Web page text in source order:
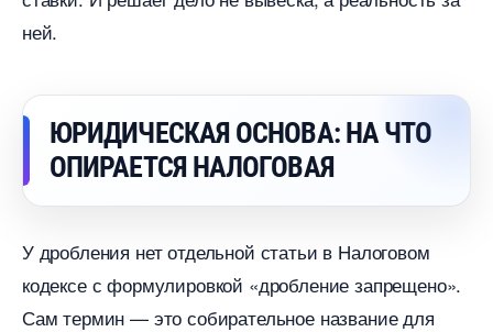
ней.
ЮРИДИЧЕСКАЯ ОСНОВА: НА ЧТО
ОПИРАЕТСЯ НАЛОГОВАЯ
У дробления нет отдельной статьи в Налоговом
кодексе с формулировкой «дробление запрещено».
Сам термин — это собирательное название для